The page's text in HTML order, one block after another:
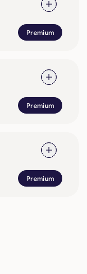
Premium
Premium
Premium